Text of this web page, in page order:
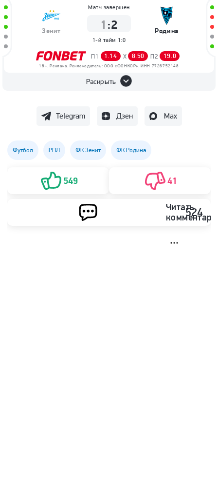
Зенит
Матч завершен
1 :2
1-й тайм 1:0
Родина
П1 1.14 X 8.50 П2 19.0
18+. Реклама. Рекламодатель: ООО «ФОНКОР». ИНН 7726752148
Раскрыть
Telegram Дзен Max
Футбол РПЛ ФК Зенит ФК Родина
549 41
Читать524